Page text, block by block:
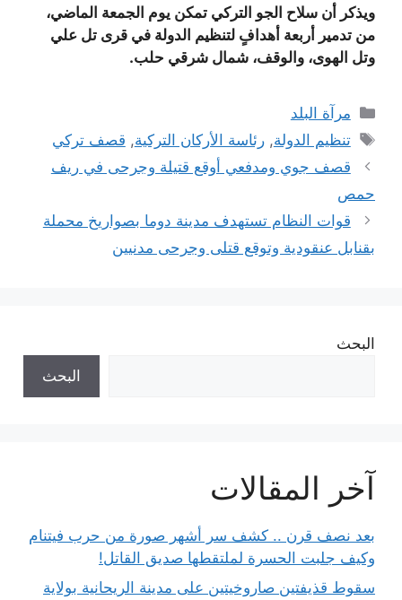
ويذكر أن سلاح الجو التركي تمكن يوم الجمعة الماضي،
من تدمير أربعة أهدافٍ لتنظيم الدولة في قرى تل علي
وتل الهوى، والوقف، شمال شرقي حلب.
التصنيفات
مرآة البلد
الوسوم
تنظيم الدولة,رئاسة الأركان التركية, قصف تركي
قصف جوي ومدفعي أوقع قتيلة وجرحى في ريف
حمص
قوات النظام تستهدف مدينة دوما بصواريخ محملة
بقنابل عنقودية وتوقع قتلى وجرحى مدنيين
البحث
البحث
آخر المقالات
بعد نصف قرن .. كشف سر أشهر صورة من حرب فيتنام
وكيف جلبت الحسرة لملتقطها صديق القاتل!
سقوط قذيفتين صاروخيتين على مدينة الريحانية بولاية